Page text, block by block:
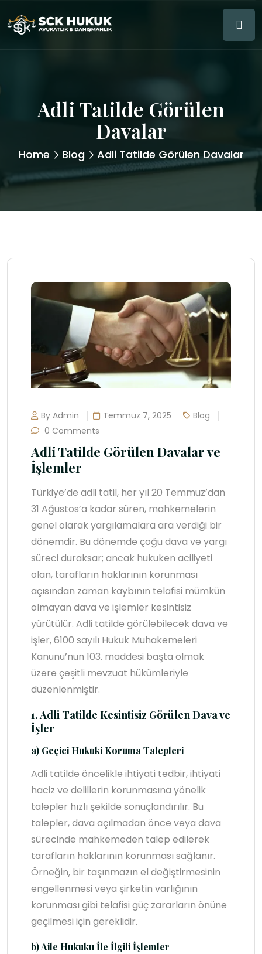
Adli Tatilde Görülen
Davalar
Home Blog Adli Tatilde Görülen Davalar
By Admin Temmuz 7, 2025
Blog
0 Comments
Adli Tatilde Görülen Davalar ve
İşlemler
Türkiye’de adli tatil, her yıl 20 Temmuz’dan
31 Ağustos’a kadar süren, mahkemelerin
genel olarak yargılamalara ara verdiği bir
dönemdir. Bu dönemde çoğu dava ve yargı
süreci duraksar; ancak hukuken aciliyeti
olan, tarafların haklarının korunması
açısından zaman kaybının telafisi mümkün
olmayan dava ve işlemler kesintisiz
yürütülür. Adli tatilde görülebilecek dava ve
işler, 6100 sayılı Hukuk Muhakemeleri
Kanunu’nun 103. maddesi başta olmak
üzere çeşitli mevzuat hükümleriyle
düzenlenmiştir.
1. Adli Tatilde Kesintisiz Görülen Dava ve
İşler
a) Geçici Hukuki Koruma Talepleri
Adli tatilde öncelikle ihtiyati tedbir, ihtiyati
haciz ve delillerin korunmasına yönelik
talepler hızlı şekilde sonuçlandırılır. Bu
talepler, dava açılmadan önce veya dava
sürecinde mahkemeden talep edilerek
tarafların haklarının korunması sağlanır.
Örneğin, bir taşınmazın el değiştirmesinin
engellenmesi veya şirketin varlığının
korunması gibi telafisi güç zararların önüne
geçilmesi için gereklidir.
b) Aile Hukuku İle İlgili İşlemler